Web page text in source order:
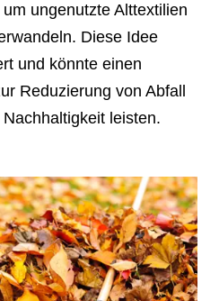
ungenutzte Alttextilien
Diese Idee
und könnte einen
Reduzierung von Abfall
leisten.